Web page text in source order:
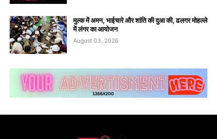
मुल्क में अमन, भाईचारे और शांति की दुआ की, ढलगर मोहल्ले
में लंगर का आयोजन
August 03, 2026